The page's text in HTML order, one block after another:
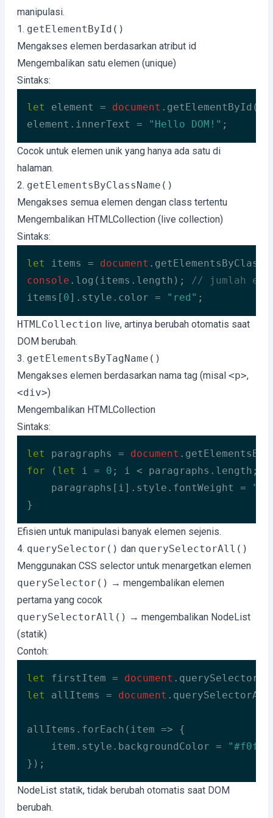
manipulasi.
1. getElementById()
Mengakses elemen berdasarkan atribut id
Mengembalikan satu elemen (unique)
Sintaks:
let element = document .getElementById(
element.innerText =
"Hello DOM!" ;
Code language: JavaScript (javascript)
Cocok untuk elemen unik yang hanya ada satu di
halaman.
2. getElementsByClassName()
Mengakses semua elemen dengan class tertentu
Mengembalikan HTMLCollection (live collection)
Sintaks:
let items = document
console .log(items.length); // jumlah
items[ 0].style.color = "red" ;
Code language: JavaScript (javascript)
HTMLCollection live, artinya berubah otomatis saat
DOM berubah.
3. getElementsByTagName()
Mengakses elemen berdasarkan nama tag (misal <p>,
<div>)
Mengembalikan HTMLCollection
Sintaks:
let paragraphs = document
for ( let i = 0 ; i < paragraphs.length;
    paragraphs[i].style.fontWeight =
}
Code language: JavaScript (javascript)
Efisien untuk manipulasi banyak elemen sejenis.
4. querySelector() dan querySelectorAll()
Menggunakan CSS selector untuk menargetkan elemen
querySelector() → mengembalikan elemen
pertama yang cocok
querySelectorAll() → mengembalikan NodeList
(statik)
Contoh:
let firstItem = document .querySelector(
let
allItems = document
allItems.forEach( item => {
    item.style.backgroundColor =
});
Code language: JavaScript (javascript)
NodeList statik, tidak berubah otomatis saat DOM
berubah.